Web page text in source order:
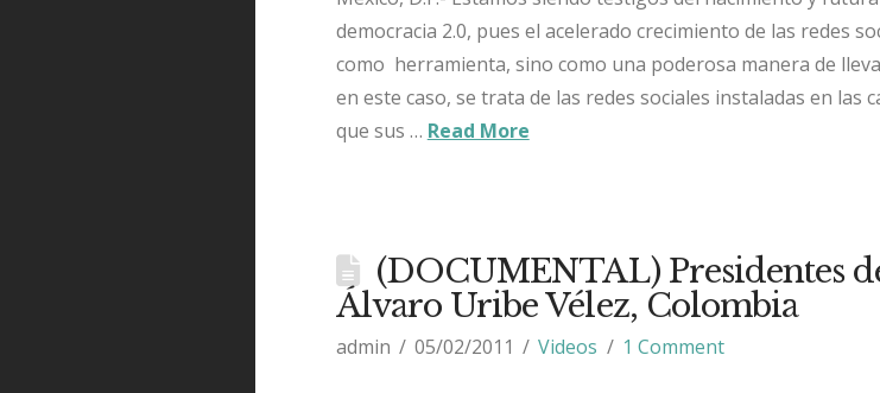
democracia 2.0, pues el acelerado crecimiento de las redes
como herramienta, sino como una poderosa manera de
en este caso, se trata de las redes sociales instaladas en las
que sus … Read More
(DOCUMENTAL) Presidentes
Álvaro Uribe Vélez, Colombia
admin 05/02/2011 Videos 1 Comment